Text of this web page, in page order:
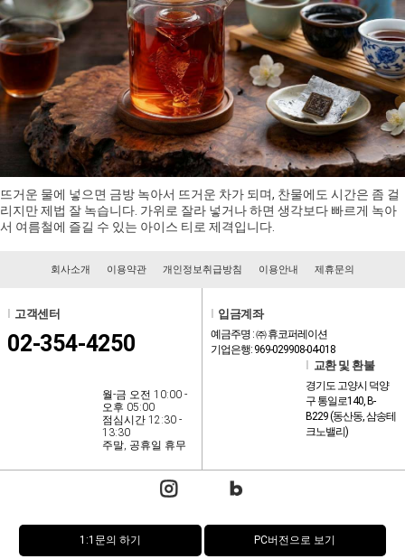
뜨거운 물에 넣으면 금방 녹아서 뜨거운 차가 되며, 찬물에도 시간은 좀 걸
리지만 제법 잘 녹습니다. 가위로 잘라 넣거나 하면 생각보다 빠르게 녹아
서 여름철에 즐길 수 있는 아이스 티로 제격입니다.
회사소개 이용약관 개인정보취급방침 이용안내 제휴문의
고객센터
02-354-4250
월-금 오전 10:00 -
오후 05:00
점심시간 12:30 -
13:30
주말, 공휴일 휴무
입금계좌
예금주명 : ㈜ 휴코퍼레이션
기업은행: 969-029908-04-018
교환 및 환불
경기도 고양시 덕양
구 통일로140, B-
B229 (동산동, 삼송테
크노밸리)
1:1문의 하기 PC버전으로 보기